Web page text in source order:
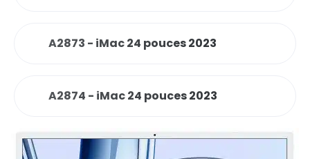
A2873 - iMac 24 pouces 2023
A2874 - iMac 24 pouces 2023